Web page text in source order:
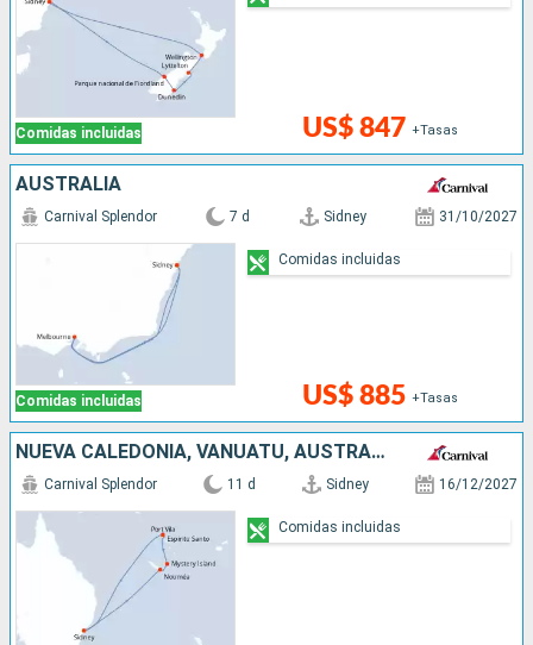
Comidas incluidas US$ 847 +Tasas
AUSTRALIA
Comidas incluidas
Carnival Splendor 7 d Sidney 31/10/2027
US$ 885 +Tasas
Comidas incluidas
NUEVA CALEDONIA, VANUATU, AUSTRALIA
Carnival Splendor 11 d Sidney 16/12/2027
Comidas incluidas